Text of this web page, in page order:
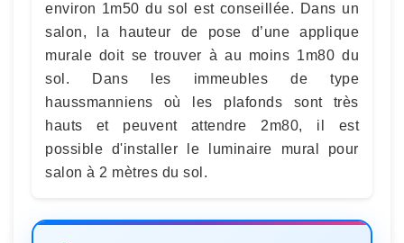
environ 1m50 du sol est conseillée. Dans un
salon, la hauteur de pose d’une applique
murale doit se trouver à au moins 1m80 du
sol. Dans les immeubles de type
haussmanniens où les plafonds sont très
hauts et peuvent attendre 2m80, il est
possible d'installer le luminaire mural pour
salon à 2 mètres du sol.